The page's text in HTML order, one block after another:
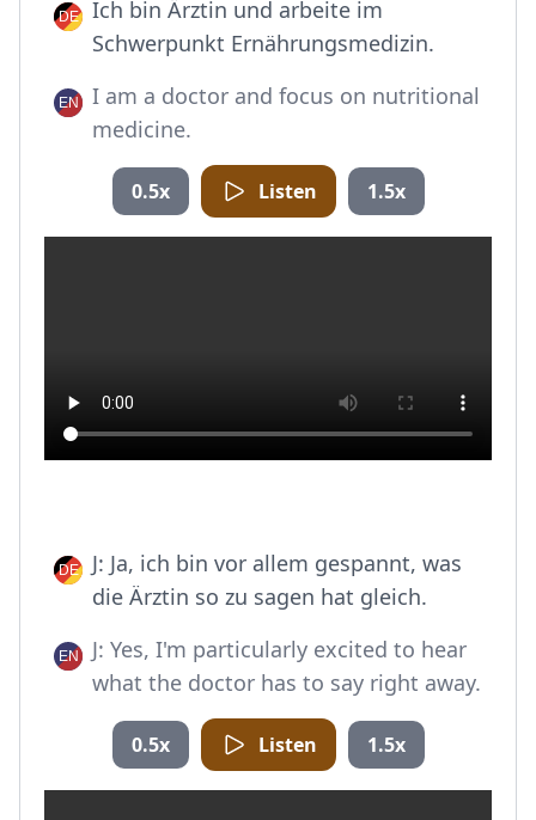
Ich bin Ärztin und arbeite im
Schwerpunkt Ernährungsmedizin.
I am a doctor and focus on nutritional
medicine.
0.5x Listen 1.5x
J: Ja, ich bin vor allem gespannt, was
die Ärztin so zu sagen hat gleich.
J: Yes, I'm particularly excited to hear
what the doctor has to say right away.
0.5x Listen 1.5x